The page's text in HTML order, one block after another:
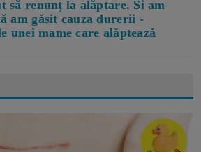
să renunț la alăptare. Si am
am găsit cauza durerii -
unei mame care alăptează